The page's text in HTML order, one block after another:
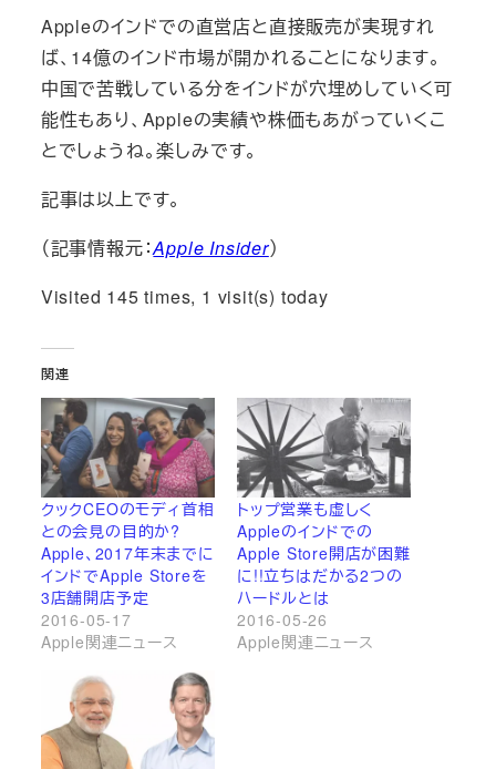
Appleのインドでの直営店と直接販売が実現すれ
ば、14億のインド市場が開かれることになります。
中国で苦戦している分をインドが穴埋めしていく可
能性もあり、Appleの実績や株価もあがっていくこ
とでしょうね。楽しみです。
記事は以上です。
（記事情報元：Apple Insider）
Visited 145 times, 1 visit(s) today
関連
クックCEOのモディ首相
との会見の目的か?
Apple、2017年末までに
インドでApple Storeを
3店舗開店予定
2016-05-17
Apple関連ニュース
トップ営業も虚しく
Appleのインドでの
Apple Store開店が困難
に!!立ちはだかる2つの
ハードルとは
2016-05-26
Apple関連ニュース